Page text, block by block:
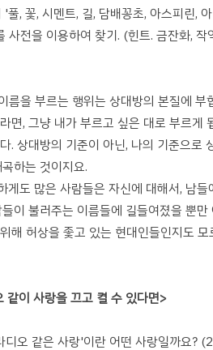
, 꽃, 시멘트, 길, 담배꽁초, 아스피린,
사전을 이용하여 찾기. (힌트. 금잔화,
름을 부르는 행위는 상대방의 본질에
면, 그냥 내가 부르고 싶은 대로 부르게
. 상대방의 기준이 아닌, 나의 기준으로
하는 것이지요.
게도 많은 사람들은 자신에 대해서, 남
이 불러주는 이름들에 길들여졌을 뿐
해 허상을 좇고 있는 현대인들인지도
같이 사랑을 끄고 켤 수 있다면>
오 같은 사랑'이란 어떤 사랑일까요?